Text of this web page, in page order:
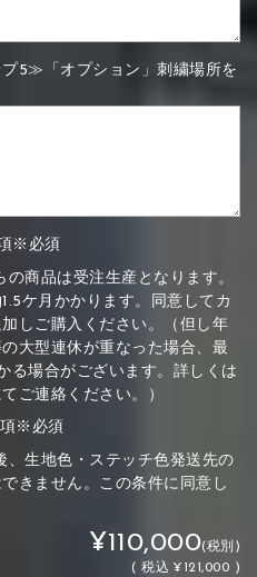
5≫「オプション」刺繍場所を
※必須
の商品は受注生産となります。
ケ月かかります。同意してカ
しご購入ください。（但し年
大型連休が重なった場合、最
る場合がございます。詳しくは
ご連絡ください。）
※必須
、生地色・ステッチ色発送先の
きません。この条件に同意し
¥110,000(税別)
(税込 ¥121,000 )